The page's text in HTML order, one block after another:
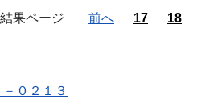
果ページ 前へ 17 18
０２１３